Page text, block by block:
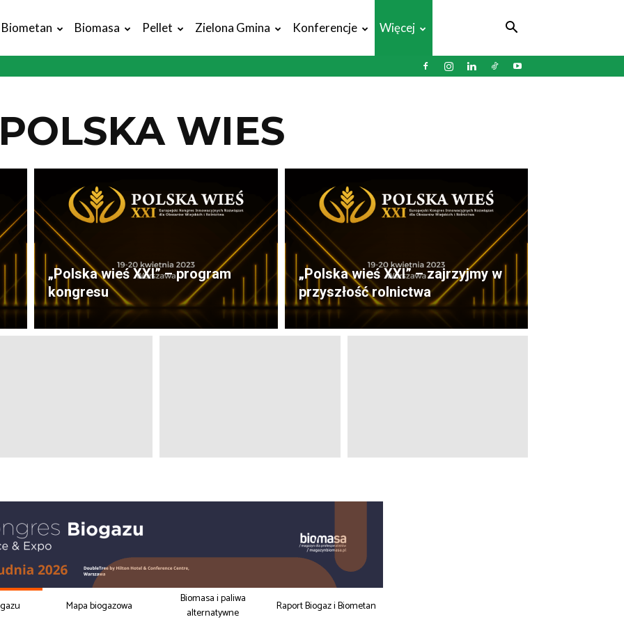
Biometan Biomasa Pellet Zielona Gmina Konferencje Więcej
WIES
„Polska wieś XXI” – program
kongresu
„Polska wieś XXI” – zajrzyjmy w
przyszłość rolnictwa
Mapa biogazowa
Biomasa i paliwa
alternatywne
Raport Biogaz i Biometan